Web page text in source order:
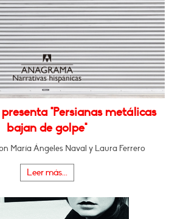
"Persianas metálicas
bajan de golpe"
María Ángeles Naval y Laura Ferrero
Leer más...